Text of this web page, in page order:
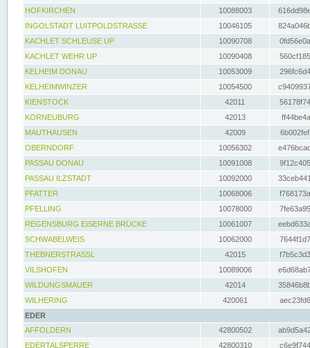
HOFKIRCHEN
10088003
INGOLSTADT LUITPOLDSTRASSE
10046105
KACHLET SCHLEUSE UP
10090708
KACHLET WEHR UP
10090408
KELHEIM DONAU
10053009
KELHEIMWINZER
10054500
KIENSTOCK
42011
KORNEUBURG
42013
MAUTHAUSEN
42009
OBERNDORF
10056302
PASSAU DONAU
10091008
PASSAU ILZSTADT
10092000
PFATTER
10068006
PFELLING
10078000
REGENSBURG EISERNE BRÜCKE
10061007
SCHWABELWEIS
10062000
THEBNERSTRASSL
42015
VILSHOFEN
10089006
WILDUNGSMAUER
42014
WILHERING
420061
EDER
AFFOLDERN
42800502
EDERTALSPERRE
42800310